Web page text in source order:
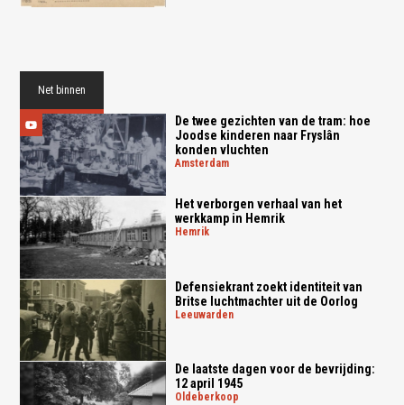
Net binnen
De twee gezichten van de tram: hoe
Joodse kinderen naar Fryslân
konden vluchten
amsterdam
Het verborgen verhaal van het
werkkamp in Hemrik
hemrik
Defensiekrant zoekt identiteit van
Britse luchtmachter uit de Oorlog
leeuwarden
De laatste dagen voor de bevrijding:
12 april 1945
oldeberkoop